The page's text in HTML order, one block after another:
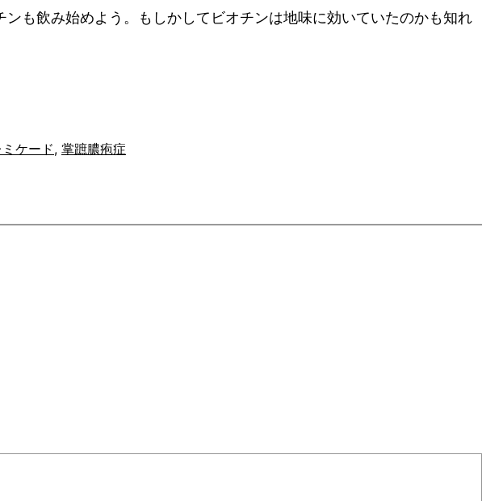
も飲み始めよう。もしかしてビオチンは地味に効いていたのかも知れ
ミケード, 掌蹠膿疱症